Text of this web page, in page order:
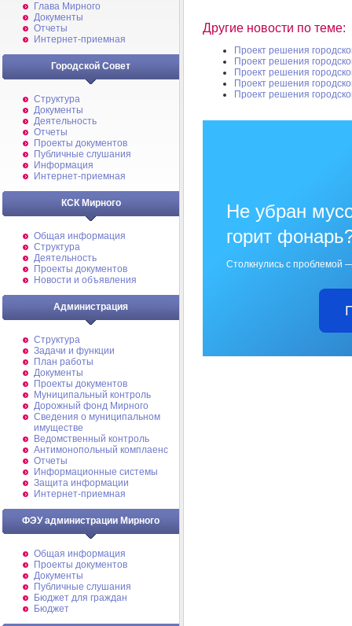
Глава Мирного
Документы
Отчеты
Интернет-приемная
Городской Совет
Структура
Документы
Деятельность
Отчеты
Проекты документов
Публичные слушания
Информация
Интернет-приемная
КСК Мирного
Общая информация
Структура
Деятельность
Проекты документов
Новости и объявления
Администрация
Структура
Задачи и функции
План работы
Документы
Проекты документов
Муниципальный контроль
Дорожный фонд Мирного
Cведения о муниципальном
имуществе
Ведомственный контроль
Антимонопольный комплаенс
Отчеты
Информационные системы
Защита информации
Интернет-приемная
ФЭУ администрации Мирного
Общая информация
Проекты документов
Документы
Публичные слушания
Бюджет для граждан
Бюджет
Другие новости по теме:
Проект решения
Проект решения
Проект решения
Проект решения
Проект решения
Не убран
горит
Столкнулись с проблемой